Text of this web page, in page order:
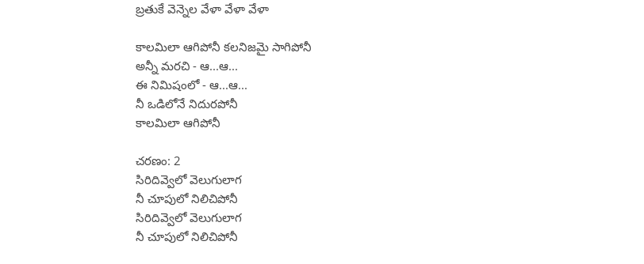
బ్రతుకే వెన్నెల వేళా వేళా వేళా
కాలమిలా ఆగిపోనీ కలనిజమై సాగిపోనీ
అన్నీ మరచి - ఆ...ఆ...
ఈ నిమిషంలో - ఆ...ఆ...
నీ ఒడిలోనే నిదురపోనీ
కాలమిలా ఆగిపోనీ
చరణం: 2
సిరిదివ్వెలో వెలుగులాగ
నీ చూపులో నిలిచిపోనీ
సిరిదివ్వెలో వెలుగులాగ
నీ చూపులో నిలిచిపోనీ